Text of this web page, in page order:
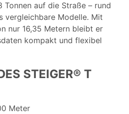
Tonnen auf die Straße – rund
vergleichbare Modelle. Mit
nur 16,35 Metern bleibt er
kompakt und flexibel
STEIGER® T
Meter